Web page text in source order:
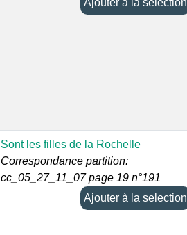
Ajouter à la selection
Sont les filles de la Rochelle
Correspondance partition:
cc_05_27_11_07 page 19 n°191
Ajouter à la selection